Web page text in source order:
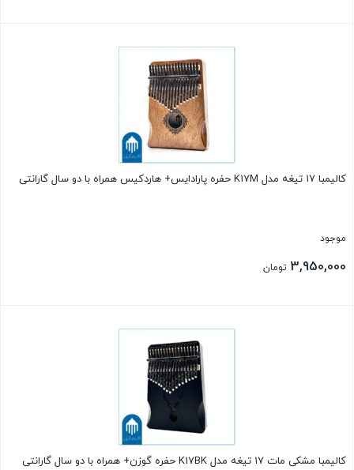
کالیمبا ۱۷ تیغه مدل K17M حفره پارادایس+ هاردکیس همراه با دو سال گارانتی
موجود
3,950,000 تومان
کالیمبا مشکی مات ۱۷ تیغه مدل K17BK حفره گوزن+ همراه با دو سال گارانتی